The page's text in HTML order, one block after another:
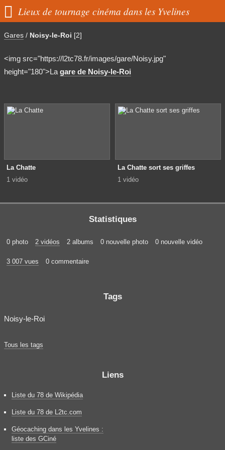
 Lieux de tournage cinéma dans les Yvelines
Gares / Noisy-le-Roi [2]
<img src="https://l2tc78.fr/images/gare/Noisy.jpg"
height="180">La gare de Noisy-le-Roi
La Chatte
1 vidéo
La Chatte sort ses griffes
1 vidéo
Statistiques
0 photo 2 vidéos 2 albums 0 nouvelle photo 0 nouvelle vidéo
3 007 vues 0 commentaire
Tags
Noisy-le-Roi
Tous les tags
Liens
Liste du 78 de Wikipédia
Liste du 78 de L2tc.com
Géocaching dans les Yvelines :
liste des GCiné